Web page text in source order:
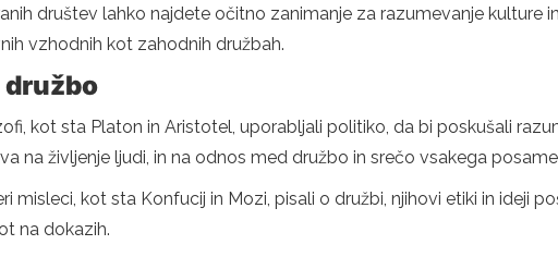
društev lahko najdete očitno zanimanje za razumevanje kulture
vzhodnih kot zahodnih družbah.
družbo
kot sta Platon in Aristotel, uporabljali politiko, da bi poskušali
na življenje ljudi, in na odnos med družbo in srečo vsakega
misleci, kot sta Konfucij in Mozi, pisali o družbi, njihovi etiki in ideji
na dokazih.